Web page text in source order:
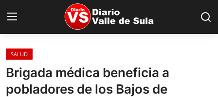
Inicio
Nacionales
SALUD
Brigada médica beneficia a
pobladores de los Bajos de